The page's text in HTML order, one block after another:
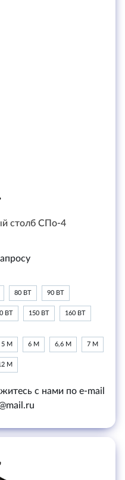
столб СПо-4
80 ВТ 90 ВТ
ВТ 150 ВТ 160 ВТ
5 М 6 М 6,6 М 7 М
М
с нами по e-mail